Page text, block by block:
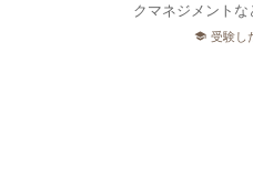
クマネジメント
school 受験し